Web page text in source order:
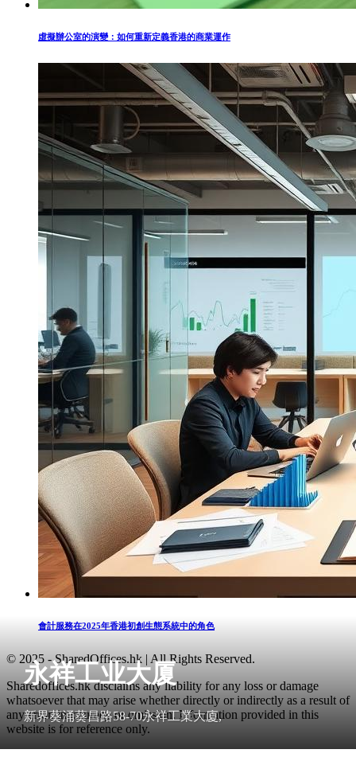
永祥工业大厦
新界葵涌葵昌路58-70永祥工業大廈,
虛擬辦公室的演變：如何重新定義香港的商業運作
會計服務在2025年香港初創生態系統中的角色
© 2025 - SharedOffices.hk | All Rights Reserved.
Sharedoffices.hk disclaims any liability for any loss or damage
whatsoever that may arise whether directly or indirectly as a result of
any error, inaccuracy or omission. Information provided in this
website is for reference only.